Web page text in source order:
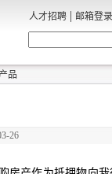
人才招聘 | 邮箱登录
品
26